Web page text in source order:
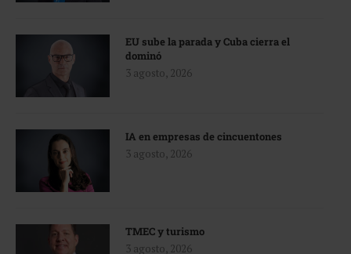
EU sube la parada y Cuba cierra el
dominó
3 agosto, 2026
IA en empresas de cincuentones
3 agosto, 2026
TMEC y turismo
3 agosto, 2026